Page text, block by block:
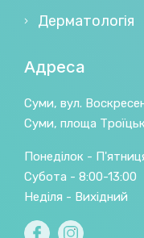
Дерматологія
Адреса
Суми, вул.
Суми, площа
Понеділок -
Субота - 8:00-13:00
Неділя - Вихідний